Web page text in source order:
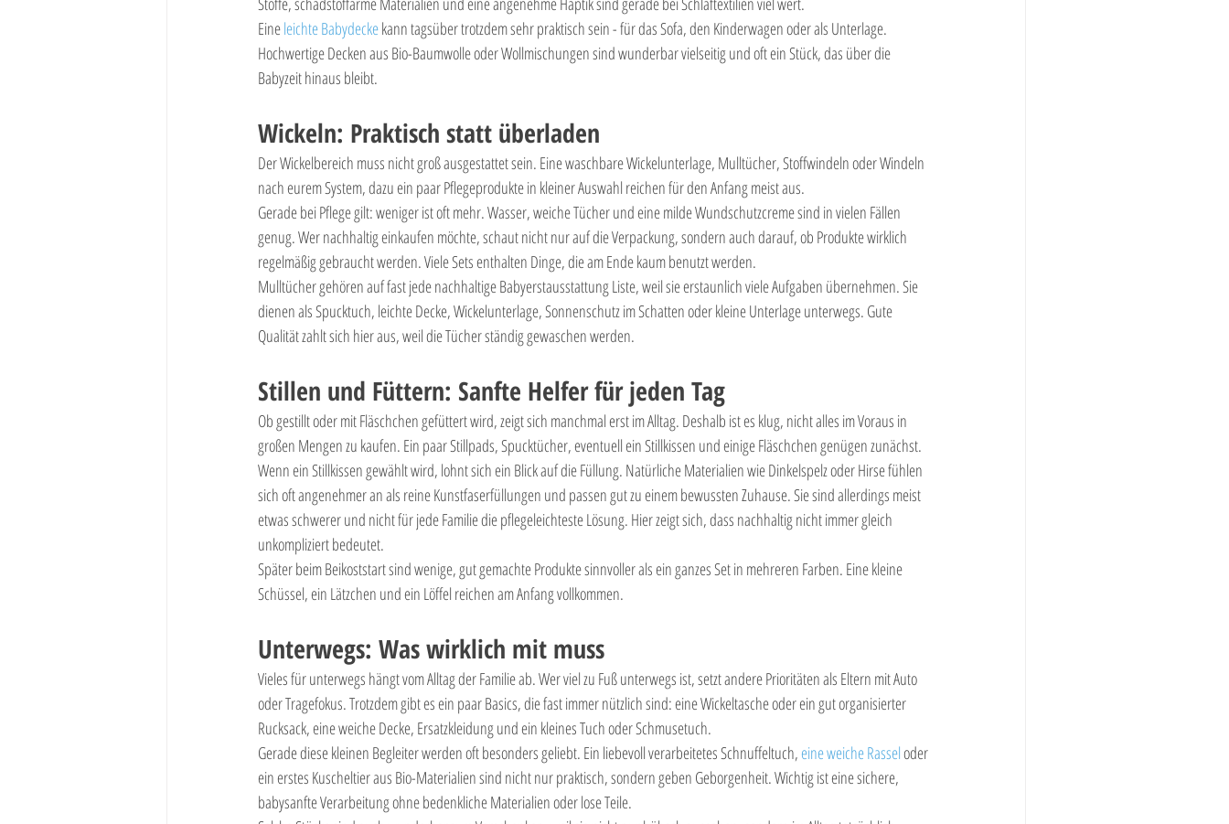
Eine leichte Babydecke kann tagsüber trotzdem sehr praktisch sein - für das Sofa, den Kinderwagen oder als Unterlage.
Hochwertige Decken aus Bio-Baumwolle oder Wollmischungen sind wunderbar vielseitig und oft ein Stück, das über die
Babyzeit hinaus bleibt.
Wickeln: Praktisch statt überladen
Der Wickelbereich muss nicht groß ausgestattet sein. Eine waschbare Wickelunterlage, Mulltücher, Stoffwindeln oder Windeln
nach eurem System, dazu ein paar Pflegeprodukte in kleiner Auswahl reichen für den Anfang meist aus.
Gerade bei Pflege gilt: weniger ist oft mehr. Wasser, weiche Tücher und eine milde Wundschutzcreme sind in vielen Fällen
genug. Wer nachhaltig einkaufen möchte, schaut nicht nur auf die Verpackung, sondern auch darauf, ob Produkte wirklich
regelmäßig gebraucht werden. Viele Sets enthalten Dinge, die am Ende kaum benutzt werden.
Mulltücher gehören auf fast jede nachhaltige Babyerstausstattung Liste, weil sie erstaunlich viele Aufgaben übernehmen. Sie
dienen als Spucktuch, leichte Decke, Wickelunterlage, Sonnenschutz im Schatten oder kleine Unterlage unterwegs. Gute
Qualität zahlt sich hier aus, weil die Tücher ständig gewaschen werden.
Stillen und Füttern: Sanfte Helfer für jeden Tag
Ob gestillt oder mit Fläschchen gefüttert wird, zeigt sich manchmal erst im Alltag. Deshalb ist es klug, nicht alles im Voraus in
großen Mengen zu kaufen. Ein paar Stillpads, Spucktücher, eventuell ein Stillkissen und einige Fläschchen genügen zunächst.
Wenn ein Stillkissen gewählt wird, lohnt sich ein Blick auf die Füllung. Natürliche Materialien wie Dinkelspelz oder Hirse fühlen
sich oft angenehmer an als reine Kunstfaserfüllungen und passen gut zu einem bewussten Zuhause. Sie sind allerdings meist
etwas schwerer und nicht für jede Familie die pflegeleichteste Lösung. Hier zeigt sich, dass nachhaltig nicht immer gleich
unkompliziert bedeutet.
Später beim Beikoststart sind wenige, gut gemachte Produkte sinnvoller als ein ganzes Set in mehreren Farben. Eine kleine
Schüssel, ein Lätzchen und ein Löffel reichen am Anfang vollkommen.
Unterwegs: Was wirklich mit muss
Vieles für unterwegs hängt vom Alltag der Familie ab. Wer viel zu Fuß unterwegs ist, setzt andere Prioritäten als Eltern mit Auto
oder Tragefokus. Trotzdem gibt es ein paar Basics, die fast immer nützlich sind: eine Wickeltasche oder ein gut organisierter
Rucksack, eine weiche Decke, Ersatzkleidung und ein kleines Tuch oder Schmusetuch.
Gerade diese kleinen Begleiter werden oft besonders geliebt. Ein liebevoll verarbeitetes Schnuffeltuch, eine weiche Rassel oder
ein erstes Kuscheltier aus Bio-Materialien sind nicht nur praktisch, sondern geben Geborgenheit. Wichtig ist eine sichere,
babysanfte Verarbeitung ohne bedenkliche Materialien oder lose Teile.